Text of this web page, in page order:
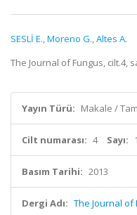
SESLİ E.,Moreno G.,Altes A.
The Journal of Fungus, cilt.4,
Yayın Türü: Makale /
Cilt numarası: 4 Sayı: 1
Basım Tarihi: 2013
Dergi Adı: The Journal of